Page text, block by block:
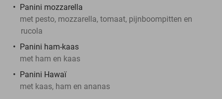
Panini mozzarella
met pesto, mozzarella, tomaat, pijnboompitten en
rucola
Panini ham-kaas
met ham en kaas
Panini Hawaï
met kaas, ham en ananas